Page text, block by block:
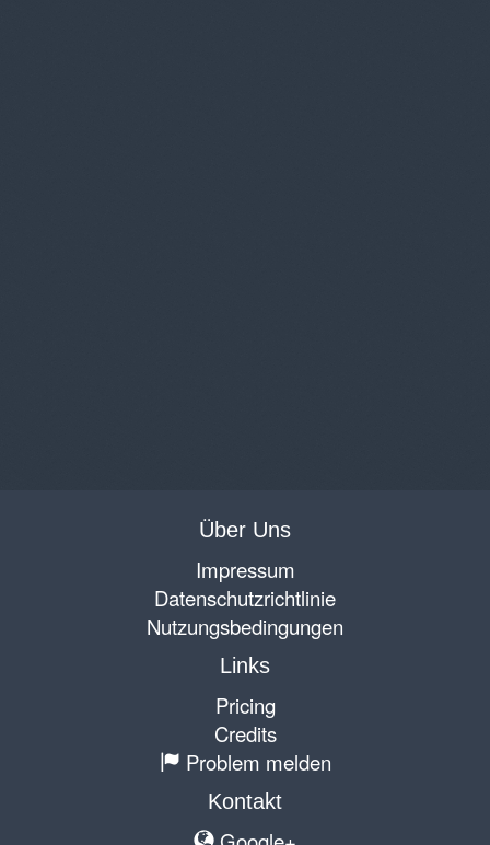
Über Uns
Impressum
Datenschutzrichtlinie
Nutzungsbedingungen
Links
Pricing
Credits
Problem melden
Kontakt